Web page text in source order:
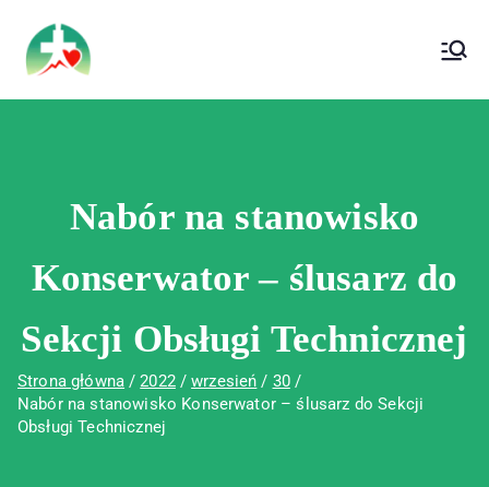
Wojewódzki Szpital Specjalistyczny im.
Św. Rafała w Czerwonej Górze
Nabór na stanowisko
Konserwator – ślusarz do
Sekcji Obsługi Technicznej
Strona główna 2022 wrzesień
30
Nabór na stanowisko Konserwator – ślusarz do Sekcji
Obsługi Technicznej